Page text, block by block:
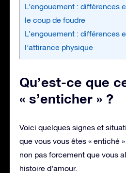
L’engouement : différences
le coup de foudre
L’engouement : différences
l’attirance physique
Qu’est-ce que
« s’enticher » ?
Voici quelques signes et
que vous vous êtes « entiché
non pas forcement que vous
histoire d’amour.